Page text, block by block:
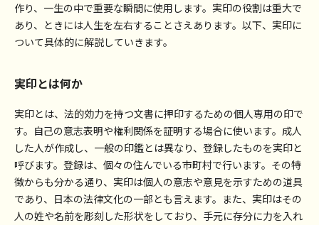
作り、一生の中で重要な瞬間に使用します。実印の役割は重大で
あり、ときには人生を左右することさえあります。以下、実印に
ついて具体的に解説していきます。
実印とは何か
実印とは、法的効力を持つ文書に押印するための個人専用の印で
す。自己の意志表明や権利関係を証明する場合に使います。成人
した人が作成し、一般の印鑑とは異なり、登録したものを実印と
呼びます。登録は、個々の住んでいる市町村で行います。その特
徴からも分かる通り、実印は個人の意志や意見を示すための道具
であり、日本の法律文化の一部とも言えます。また、実印はその
人の姓や名前を彫刻した形状をしており、手元に存分に力を入れ